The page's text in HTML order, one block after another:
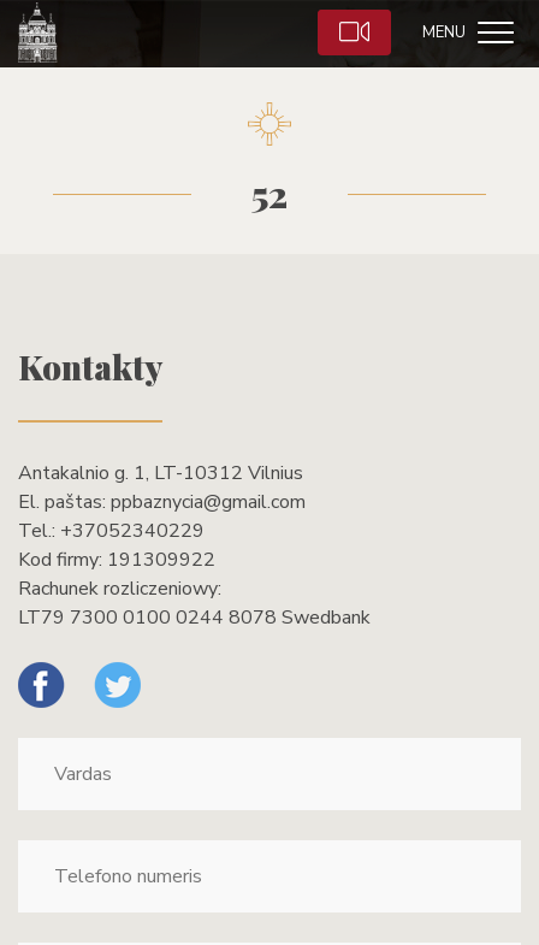
MENU
52
Kontakty
Antakalnio g. 1, LT-10312 Vilnius
El. paštas: ppbaznycia@gmail.com
Tel.: +37052340229
Kod firmy: 191309922
Rachunek rozliczeniowy:
LT79 7300 0100 0244 8078 Swedbank